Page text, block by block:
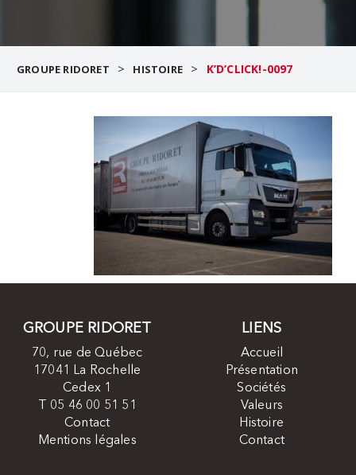
GROUPE RIDORET > HISTOIRE > K’D’CLICK!-0097
GROUPE RIDORET
70, rue de Québec
17041 La Rochelle
Cedex 1
T 05 46 00 51 51
Contact
Mentions légales
LIENS
Accueil
Présentation
Sociétés
Valeurs
Histoire
Contact